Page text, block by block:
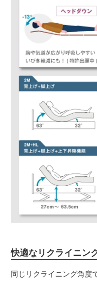
快適なリクライニン
同じリクライニング角度